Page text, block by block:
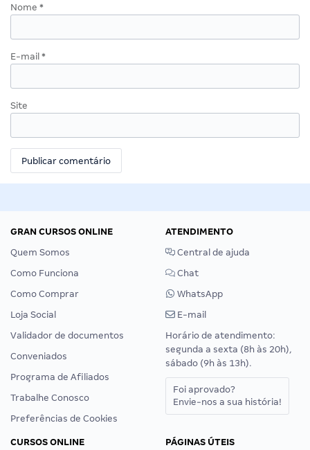
Nome *
E-mail *
Site
GRAN CURSOS ONLINE
Quem Somos
Como Funciona
Como Comprar
Loja Social
Validador de documentos
Conveniados
Programa de Afiliados
Trabalhe Conosco
Preferências de Cookies
ATENDIMENTO
Central de ajuda
Chat
WhatsApp
E-mail
Horário de atendimento:
segunda a sexta (8h às 20h),
sábado (9h às 13h).
Foi aprovado?
Envie-nos a sua história!
CURSOS ONLINE
PÁGINAS ÚTEIS